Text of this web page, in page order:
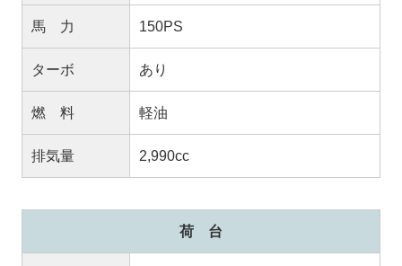
馬 力 150PS
ターボ あり
燃 料 軽油
排気量 2,990cc
荷 台